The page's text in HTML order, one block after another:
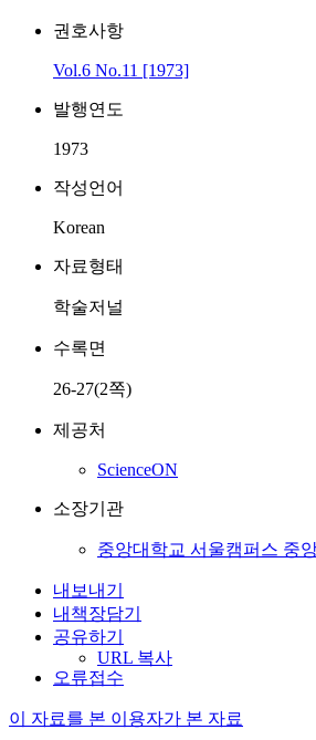
권호사항
Vol.6 No.11 [1973]
발행연도
1973
작성언어
Korean
자료형태
학술저널
수록면
26-27(2쪽)
제공처
ScienceON
소장기관
중앙대학교 서울캠퍼스 중
내보내기
내책장담기
공유하기
URL 복사
오류접수
이 자료를 본 이용자가 본 자료